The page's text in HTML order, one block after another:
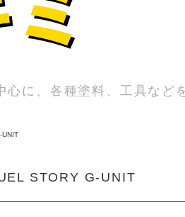
に、各種塗料、工具など
UNIT
STORY G-UNIT